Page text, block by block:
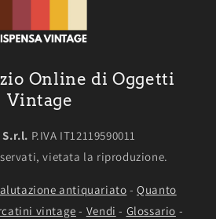
Online di Oggetti
Vintage
P.IVA IT12119590011
vietata la riproduzione.
antiquariato -Quanto
vintage - Vendi - Glossario -